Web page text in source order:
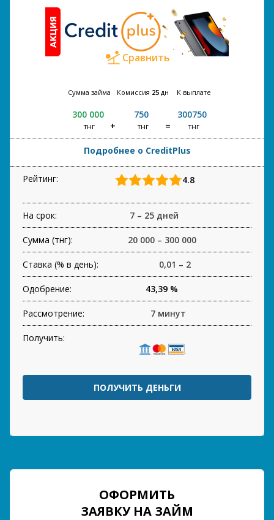
Сравнить
Сумма займа
300 000
тнг
Комиссия 25 дн
750
тнг
К выплате
300750
тнг
Подробнее о CreditPlus
Рейтинг: 4.8
На срок: 7 – 25 дней
Сумма (тнг): 20 000 – 300 000
Ставка (% в день): 0,01 – 2
Одобрение: 43,39 %
Рассмотрение: 7 минут
Получить:
ПОЛУЧИТЬ ДЕНЬГИ
ОФОРМИТЬ
ЗАЯВКУ НА ЗАЙМ